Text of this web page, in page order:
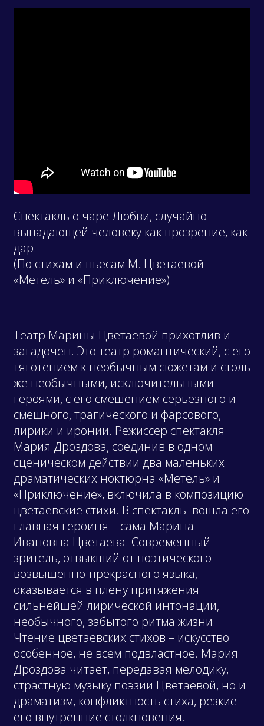
Спектакль о чаре Любви, случайно
выпадающей человеку как прозрение, как
дар.
(По стихам и пьесам М. Цветаевой
«Метель» и «Приключение»)
Театр Марины Цветаевой прихотлив и
загадочен. Это театр романтический, с его
тяготением к необычным сюжетам и столь
же необычными, исключительными
героями, с его смешением серьезного и
смешного, трагического и фарсового,
лирики и иронии. Режиссер спектакля
Мария Дроздова, соединив в одном
сценическом действии два маленьких
драматических ноктюрна «Метель» и
«Приключение», включила в композицию
цветаевские стихи. В спектакль вошла его
главная героиня – сама Марина
Ивановна Цветаева. Современный
зритель, отвыкший от поэтического
возвышенно-прекрасного языка,
оказывается в плену притяжения
сильнейшей лирической интонации,
необычного, забытого ритма жизни.
Чтение цветаевских стихов – искусство
особенное, не всем подвластное. Мария
Дроздова читает, передавая мелодику,
страстную музыку поэзии Цветаевой, но и
драматизм, конфликтность стиха, резкие
его внутренние столкновения.